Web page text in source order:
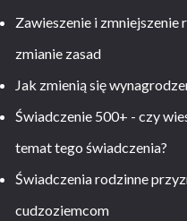
Zawieszenie i zmniejszenie
zmianie zasad
Jak zmienią się
Świadczenie 500+ - czy
temat tego świadczenia?
Świadczenia rodzinne
cudzoziemcom